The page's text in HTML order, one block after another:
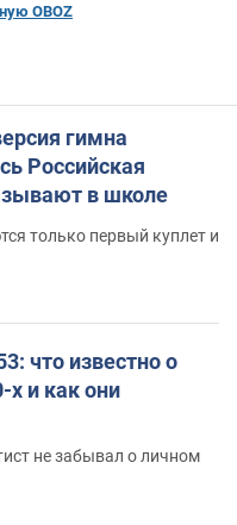
OBOZ
гимна
Российская
в школе
только первый куплет и
что известно о
х и как они
не забывал о личном